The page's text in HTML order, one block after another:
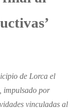
de Lorca el
impulsado por
vinculadas al